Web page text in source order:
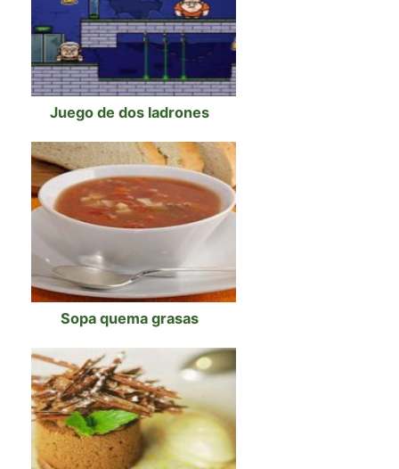
Juego de dos ladrones
Sopa quema grasas